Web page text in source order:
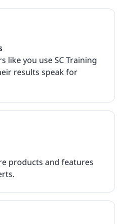
like you use SC Training
results speak for
products and features